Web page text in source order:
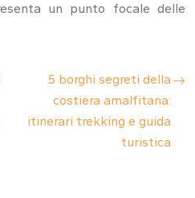
un punto focale delle
5 borghi segreti della
costiera amalfitana:
itinerari trekking e guida
turistica